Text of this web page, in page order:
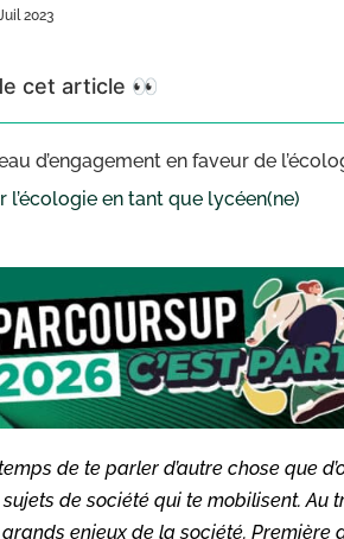
2023
cet article 👀
d’engagement en faveur de
l’écologie en tant que lycéen(ne)
de te parler d’autre chose que
sujets de société qui te mobilisent.
enjeux de la société.